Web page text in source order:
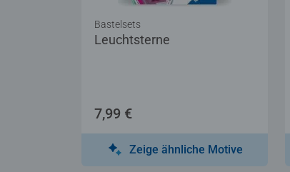
Leuchtsterne
Bastelsets
7,99 €
Zeige ähnliche Motive